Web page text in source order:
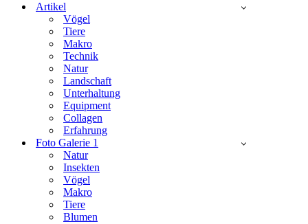
Artikel
Vögel
Tiere
Makro
Technik
Natur
Landschaft
Unterhaltung
Equipment
Collagen
Erfahrung
Foto Galerie 1
Natur
Insekten
Vögel
Makro
Tiere
Blumen